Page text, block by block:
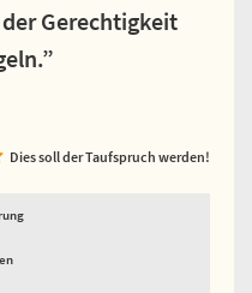
Gerechtigkeit
Dies soll der Taufspruch werden!